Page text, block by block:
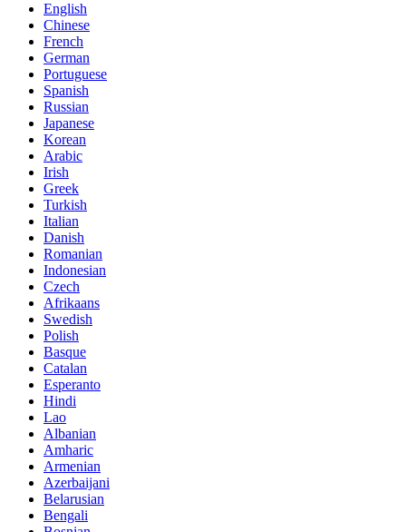
English
Chinese
French
German
Portuguese
Spanish
Russian
Japanese
Korean
Arabic
Irish
Greek
Turkish
Italian
Danish
Romanian
Indonesian
Czech
Afrikaans
Swedish
Polish
Basque
Catalan
Esperanto
Hindi
Lao
Albanian
Amharic
Armenian
Azerbaijani
Belarusian
Bengali